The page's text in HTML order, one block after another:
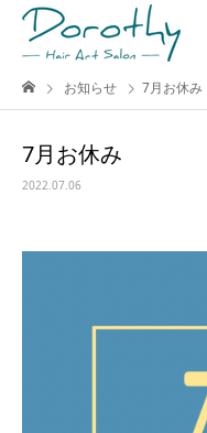
お知らせ 7月お休み
7月お休み
2022.07.06